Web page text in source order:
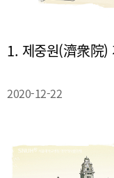
1. 제중원(濟衆院)
2020-12-22